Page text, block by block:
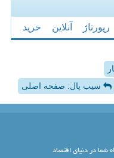
رپورتاژ آنلاین خرید
سیب پال: صفحه اصلی
شما در دنیای اقتصاد